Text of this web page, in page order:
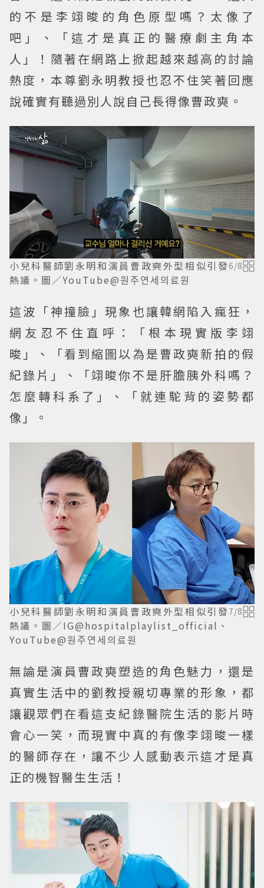
的不是李翊晙的角色原型嗎？太像了
吧」、「這才是真正的醫療劇主角本
人」！隨著在網路上掀起越來越高的討論
熱度，本尊劉永明教授也忍不住笑著回應
說確實有聽過別人說自己長得像曹政奭。
小兒科醫師劉永明和演員曹政奭外型相似引發
熱議。圖／YouTube@원주연세의료원
6/8
這波「神撞臉」現象也讓韓網陷入瘋狂，
網友忍不住直呼：「根本現實版李翊
晙」、「看到縮圖以為是曹政奭新拍的假
紀錄片」、「翊晙你不是肝膽胰外科嗎？
怎麼轉科系了」、「就連駝背的姿勢都
像」。
小兒科醫師劉永明和演員曹政奭外型相似引發
熱議。圖／IG@hospitalplaylist_official、
YouTube@원주연세의료원
7/8
無論是演員曹政奭塑造的角色魅力，還是
真實生活中的劉教授親切專業的形象，都
讓觀眾們在看這支紀錄醫院生活的影片時
會心一笑，而現實中真的有像李翊晙一樣
的醫師存在，讓不少人感動表示這才是真
正的機智醫生生活！